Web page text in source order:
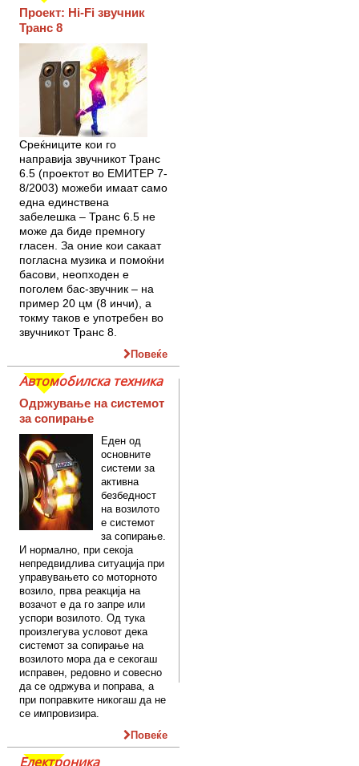
Проект: Hi-Fi звучник
Транс 8
Среќниците кои го
направија звучникот Транс
6.5 (проектот во ЕМИТЕР 7-
8/2003) можеби имаат само
една единствена
забелешка – Транс 6.5 не
може да биде премногу
гласен. За оние кои сакаат
погласна музика и помоќни
басови, неопходен е
поголем бас-звучник – на
пример 20 цм (8 инчи), а
токму таков е употребен во
звучникот Транс 8.
Повеќе
Автомобилска техника
Одржување на системот
за сопирање
Еден од
основните
системи за
активна
безбедност
на возилото
е системот
за сопирање.
И нормално, при секоја
непредвидлива ситуација при
управувањето со моторното
возило, прва реакција на
возачот е да го запре или
успори возилото. Од тука
произлегува условот дека
системот за сопирање на
возилото мора да е секогаш
исправен, редовно и совесно
да се одржува и поправа, а
при поправките никогаш да не
се импровизира.
Повеќе
Електроника